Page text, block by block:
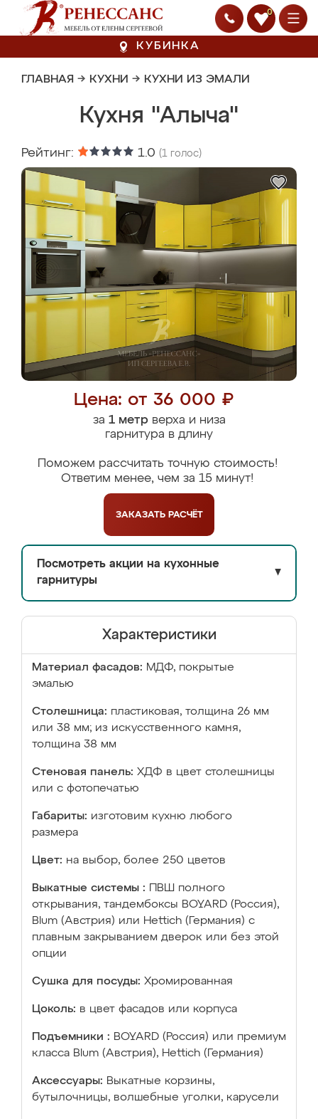
0
КУБИНКА
ГЛАВНАЯ → КУХНИ → КУХНИ ИЗ ЭМАЛИ
Кухня "Алыча"
Рейтинг: 1.0 (1 голос)
Цена: от 36 000 ₽
за 1 метрверха и низа
гарнитура в длину
Поможем рассчитать точную стоимость!
Ответим менее, чем за 15 минут!
ЗАКАЗАТЬ РАСЧЁТ
Посмотреть акции на кухонные
гарнитуры
▼
Характеристики
Материал фасадов: МДФ, покрытые
эмалью
Столешница: пластиковая, толщина 26 мм
или 38 мм; из искусственного камня,
толщина 38 мм
Стеновая панель: ХДФ в цвет столешницы
или с фотопечатью
Габариты: изготовим кухню любого
размера
Цвет: на выбор, более 250 цветов
Выкатные системы :
ПВШ полного
открывания, тандембоксы BOYARD (Россия),
Blum (Австрия) или Hettich (Германия) с
плавным закрыванием дверок или без этой
опции
Сушка для посуды: Хромированная
Цоколь: в цвет фасадов или корпуса
Подъемники : BOYARD (Россия) или премиум
класса Blum (Австрия), Hettich (Германия)
Аксессуары: Выкатные корзины,
бутылочницы, волшебные уголки, карусели